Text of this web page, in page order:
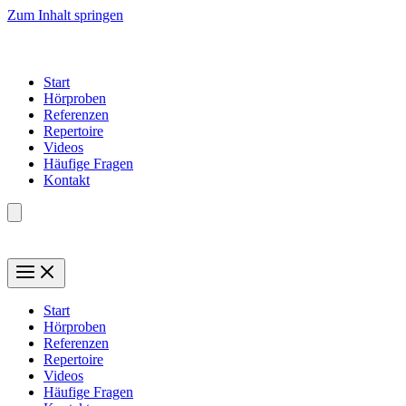
Zum Inhalt springen
Start
Hörproben
Referenzen
Repertoire
Videos
Häufige Fragen
Kontakt
Start
Hörproben
Referenzen
Repertoire
Videos
Häufige Fragen